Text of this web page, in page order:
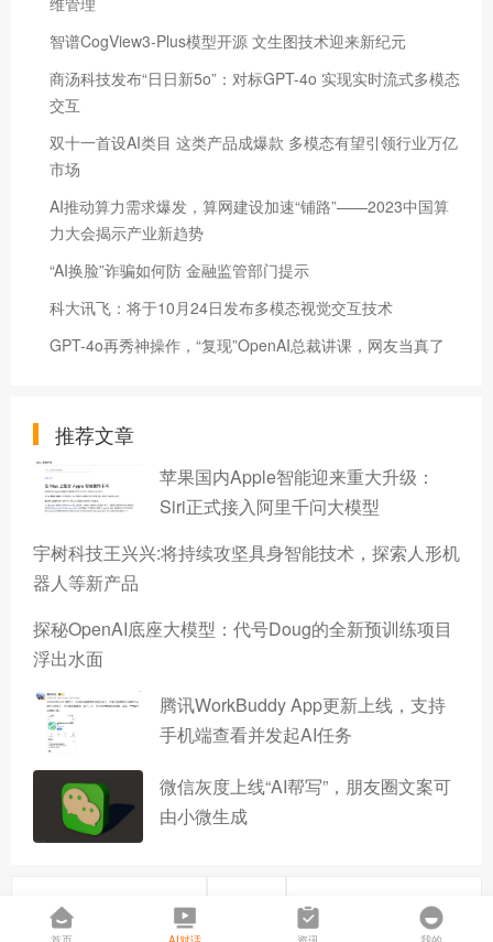
智谱CogView3-Plus模型开源 文生图技术迎来新纪元
商汤科技发布“日日新5o”：对标GPT-4o 实现实时流式多模态
交互
双十一首设AI类目 这类产品成爆款 多模态有望引领行业万亿
市场
AI推动算力需求爆发，算网建设加速“铺路”——2023中国算
力大会揭示产业新趋势
“AI换脸”诈骗如何防 金融监管部门提示
科大讯飞：将于10月24日发布多模态视觉交互技术
GPT-4o再秀神操作，“复现”OpenAI总裁讲课，网友当真了
推荐文章
苹果国内Apple智能迎来重大升级：
Siri正式接入阿里千问大模型
宇树科技王兴兴:将持续攻坚具身智能技术，探索人形机
器人等新产品
探秘OpenAI底座大模型：代号Doug的全新预训练项目
浮出水面
腾讯WorkBuddy App更新上线，支持
手机端查看并发起AI任务
微信灰度上线“AI帮写”，朋友圈文案可
由小微生成